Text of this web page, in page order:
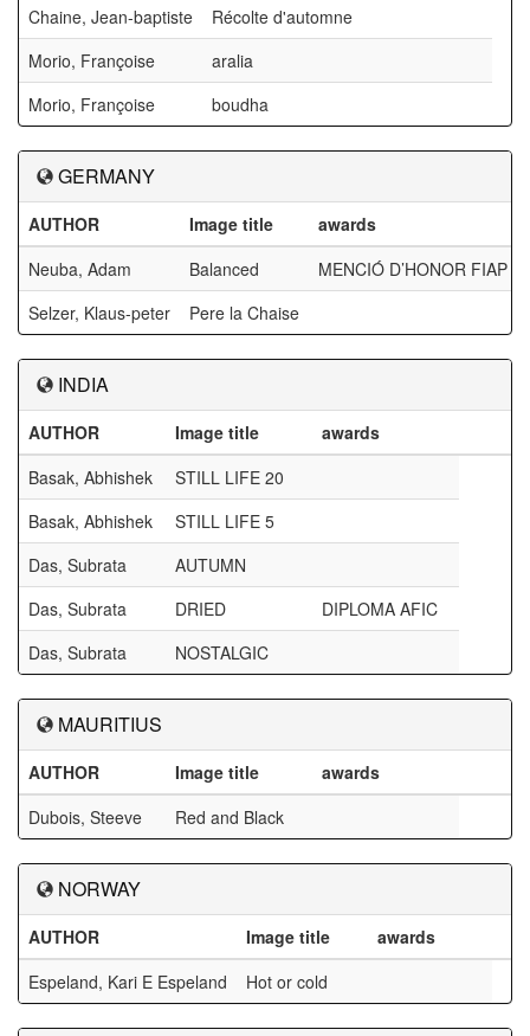
Chaine, Jean-baptiste
Récolte d'automne
Morio, Françoise
aralia
Morio, Françoise
boudha
GERMANY
AUTHOR Image title
awards
Neuba, Adam
Balanced
MENCIÓ D’HONOR FIAP
Selzer, Klaus-peter
Pere la Chaise
INDIA
AUTHOR Image title
awards
Basak, Abhishek
STILL LIFE 20
Basak, Abhishek
STILL LIFE 5
Das, Subrata
AUTUMN
Das, Subrata
DRIED
DIPLOMA AFIC
Das, Subrata
NOSTALGIC
MAURITIUS
AUTHOR Image title
awards
Dubois, Steeve
Red and Black
NORWAY
AUTHOR Image title
awards
Espeland, Kari E Espeland
Hot or cold